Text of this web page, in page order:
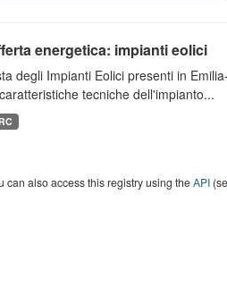
energetica: impianti eolici
degli Impianti Eolici presenti in
tecniche dell'impianto...
can also access this registry using theAPI